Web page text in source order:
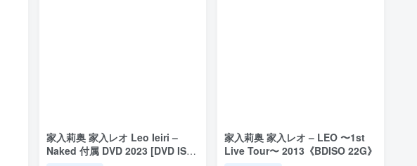
家入莉奥 家入レオ Leo Ieiri –
Naked 付属 DVD 2023 [DVD ISO
家入莉奥 家入レオ – LEO 〜1st
Live Tour〜 2013《BDISO 22G》